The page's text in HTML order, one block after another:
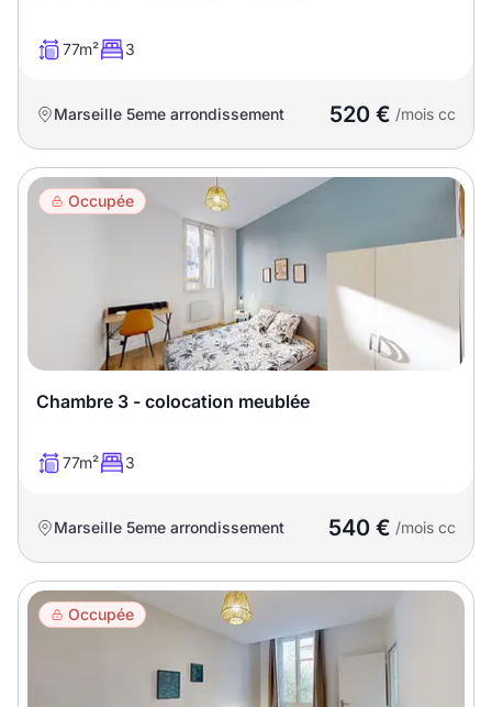
77m² 3
Marseille 5eme arrondissement 520 € /mois cc
Occupée
Chambre 3 - colocation meublée
77m² 3
Marseille 5eme arrondissement 540 € /mois cc
Occupée